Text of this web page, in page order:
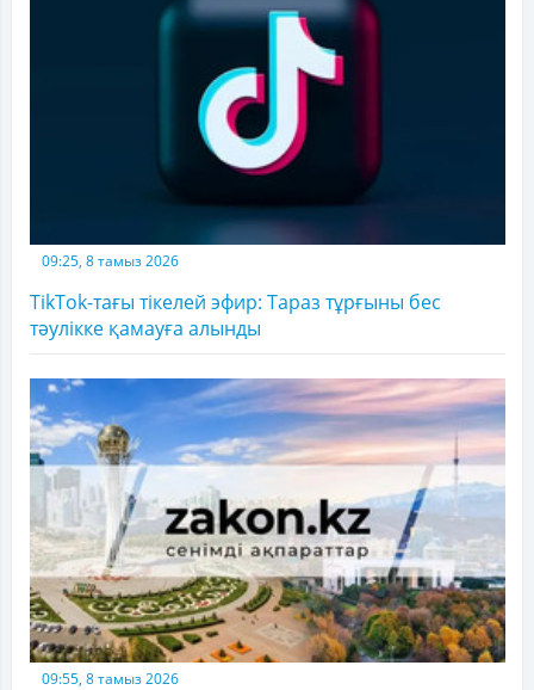
09:25, 8 тамыз 2026
TikTok-тағы тікелей эфир: Тараз тұрғыны бес
тәулікке қамауға алынды
09:55, 8 тамыз 2026